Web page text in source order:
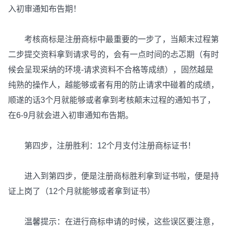
入初审通知布告期！
考核商标是注册商标中最重要的一步了，当颠末过程第
二步提交资料拿到请求号的，会有一点时间的忐忑期（有时
候会呈现采纳的环境-请求资料不合格等成绩），固然越是
纯熟的操作人，越能够或者有用的防止请求中碰着的成绩，
顺遂的话3个月就能够或者拿到考核颠末过程的通知书了，
在6-9月就会进入初审通知布告期。
第四步，注册胜利：12个月支付注册商标证书！
进入到第四步，便是注册商标胜利拿到证书啦，便是持
证上岗了（12个月就能够或者拿到证书）
温馨提示：在进行商标申请的时候，这些误区要注意，